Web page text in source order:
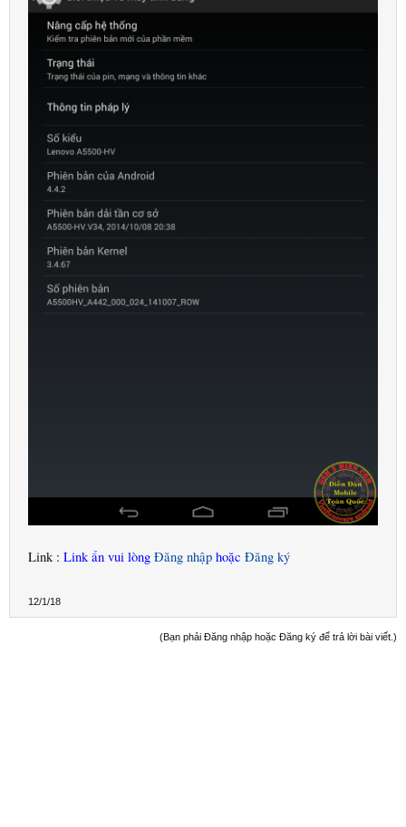
Link : Link ẩn vui lòng Đăng nhập hoặc Đăng ký
12/1/18
(Bạn phải Đăng nhập hoặc Đăng ký để trả lời bài viết.)